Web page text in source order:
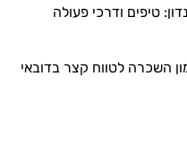
טיפים ודרכי פעולה
השכרה לטווח קצר בדובאי